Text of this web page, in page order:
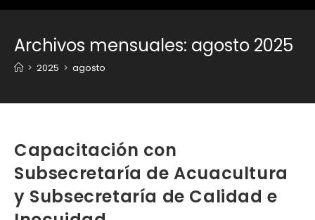
Archivos mensuales: agosto 2025
> 2025 > agosto
Capacitación con
Subsecretaría de Acuacultura
y Subsecretaría de Calidad e